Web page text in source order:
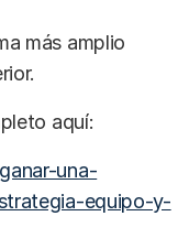
más amplio
aquí:
una-
equipo-y-